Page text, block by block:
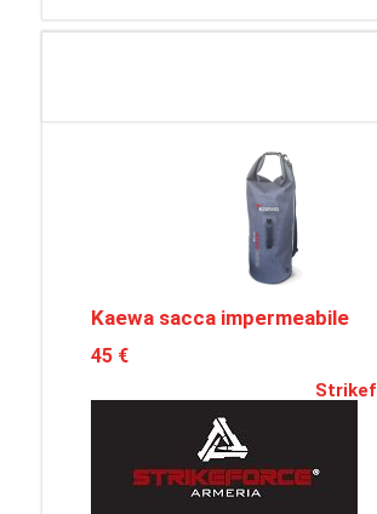
Kaewa sacca impermeabile
45 €